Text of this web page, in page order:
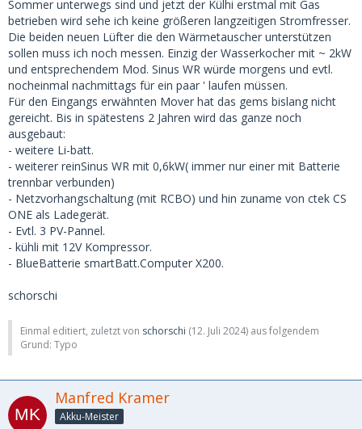
Sommer unterwegs sind und jetzt der Külhi erstmal mit Gas
betrieben wird sehe ich keine größeren langzeitigen Stromfresser.
Die beiden neuen Lüfter die den Wärmetauscher unterstützen
sollen muss ich noch messen. Einzig der Wasserkocher mit ~ 2kW
und entsprechendem Mod. Sinus WR würde morgens und evtl.
nocheinmal nachmittags für ein paar ' laufen müssen.
Für den Eingangs erwähnten Mover hat das gems bislang nicht
gereicht. Bis in spätestens 2 Jahren wird das ganze noch
ausgebaut:
- weitere Li-batt.
- weiterer reinSinus WR mit 0,6kW( immer nur einer mit Batterie
trennbar verbunden)
- Netzvorhangschaltung (mit RCBO) und hin zuname von ctek CS
ONE als Ladegerät.
- Evtl. 3 PV-Pannel.
- kühli mit 12V Kompressor.
- BlueBatterie smartBatt.Computer X200.
schorschi
Einmal editiert, zuletzt von schorschi (12. Juli 2024) aus folgendem
Grund: Typo
Manfred Kramer
Akku-Meister